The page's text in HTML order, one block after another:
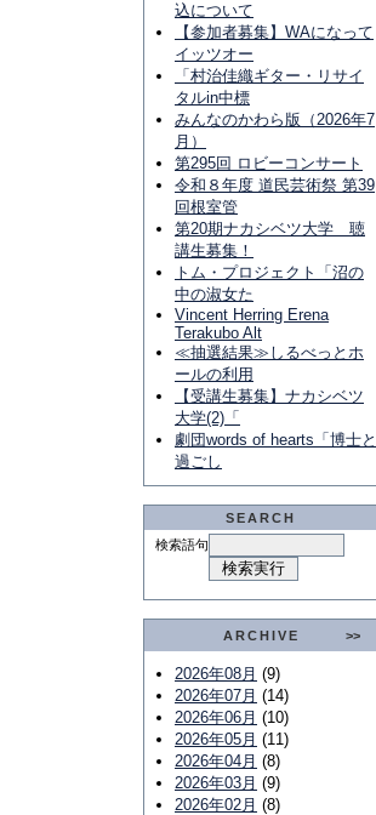
込について
【参加者募集】WAになって
イッツオー
「村治佳織ギター・リサイ
タルin中標
みんなのかわら版（2026年7
月）
第295回 ロビーコンサート
令和８年度 道民芸術祭 第39
回根室管
第20期ナカシベツ大学 聴
講生募集！
トム・プロジェクト「沼の
中の淑女た
Vincent Herring Erena
Terakubo Alt
≪抽選結果≫しるべっとホ
ールの利用
【受講生募集】ナカシベツ
大学(2)「
劇団words of hearts「博士と
過ごし
SEARCH
検索語句
ARCHIVE >>
2026年08月 (9)
2026年07月 (14)
2026年06月 (10)
2026年05月 (11)
2026年04月 (8)
2026年03月 (9)
2026年02月 (8)